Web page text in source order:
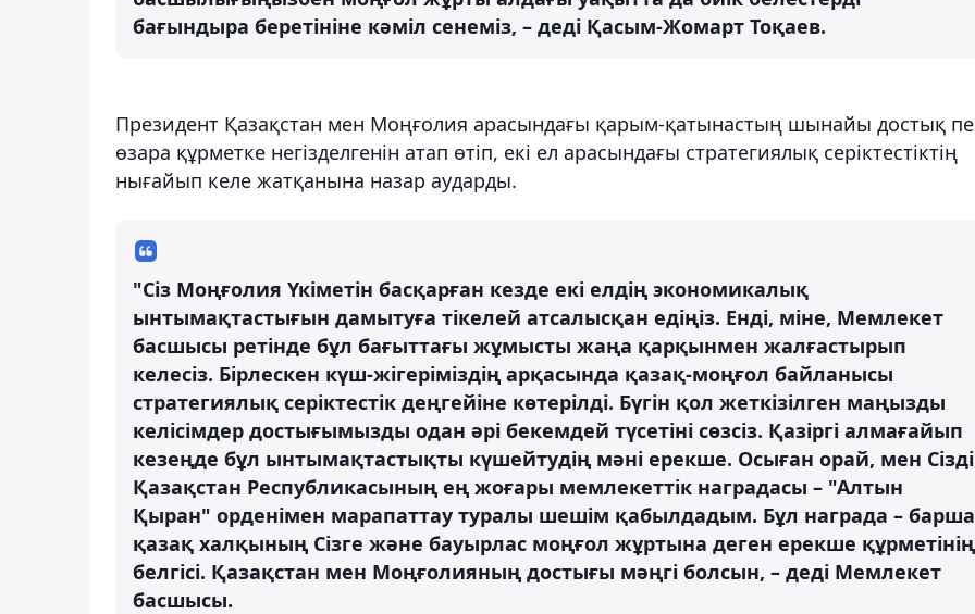
бағындыра беретініне кәміл сенеміз, – деді Қасым-Жомарт Тоқаев.
Президент Қазақстан мен Моңғолия арасындағы қарым-қатынастың шынайы достық
өзара құрметке негізделгенін атап өтіп, екі ел арасындағы стратегиялық серіктестіктің
нығайып келе жатқанына назар аударды.
"Сіз Моңғолия Үкіметін басқарған кезде екі елдің экономикалық
ынтымақтастығын дамытуға тікелей атсалысқан едіңіз. Енді, міне, Мемлекет
басшысы ретінде бұл бағыттағы жұмысты жаңа қарқынмен жалғастырып
келесіз. Бірлескен күш-жігеріміздің арқасында қазақ-моңғол байланысы
стратегиялық серіктестік деңгейіне көтерілді. Бүгін қол жеткізілген маңызды
келісімдер достығымызды одан әрі бекемдей түсетіні сөзсіз. Қазіргі алмағайып
кезеңде бұл ынтымақтастықты күшейтудің мәні ерекше. Осыған орай, мен Сізді
Қазақстан Республикасының ең жоғары мемлекеттік наградасы – "Алтын
Қыран" орденімен марапаттау туралы шешім қабылдадым. Бұл награда – барша
қазақ халқының Сізге және бауырлас моңғол жұртына деген ерекше құрметінің
белгісі. Қазақстан мен Моңғолияның достығы мәңгі болсын, – деді Мемлекет
басшысы.